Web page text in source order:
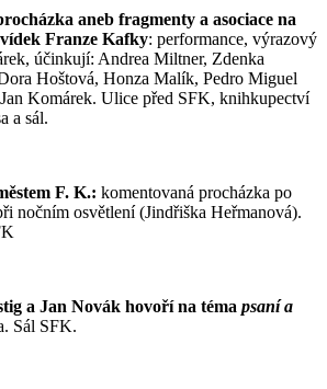
aneb fragmenty a asociace na
Franze Kafky: performance, výrazový
účinkují: Andrea Miltner, Zdenka
Hoštová, Honza Malík, Pedro Miguel
Komárek. Ulice před SFK, knihkupectví
a sál.
F. K.: komentovaná procházka po
nočním osvětlení (Jindřiška Heřmanová).
a Jan Novák hovoří na téma psaní a
Sál SFK.